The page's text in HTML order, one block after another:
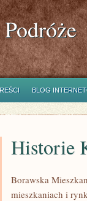
BLOG
Historie
Borawska
mieszkaniach i